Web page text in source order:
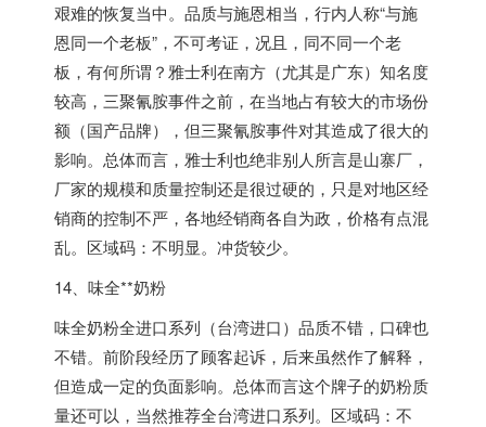
艰难的恢复当中。品质与施恩相当，行内人称“与施
恩同一个老板”，不可考证，况且，同不同一个老
板，有何所谓？雅士利在南方（尤其是广东）知名度
较高，三聚氰胺事件之前，在当地占有较大的市场份
额（国产品牌），但三聚氰胺事件对其造成了很大的
影响。总体而言，雅士利也绝非别人所言是山寨厂，
厂家的规模和质量控制还是很过硬的，只是对地区经
销商的控制不严，各地经销商各自为政，价格有点混
乱。区域码：不明显。冲货较少。
14、味全**奶粉
味全奶粉全进口系列（台湾进口）品质不错，口碑也
不错。前阶段经历了顾客起诉，后来虽然作了解释，
但造成一定的负面影响。总体而言这个牌子的奶粉质
量还可以，当然推荐全台湾进口系列。区域码：不